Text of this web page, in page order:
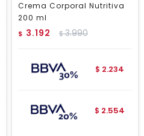
Crema Corporal Nutritiva
200 ml
$ 3.192 $3.990
$ 2.234
$ 2.554